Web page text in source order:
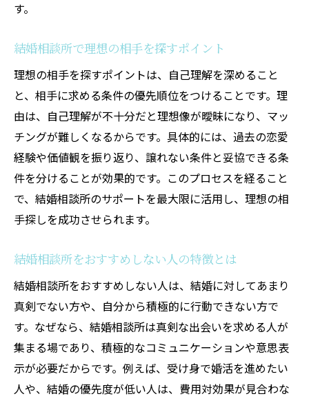
す。
結婚相談所で理想の相手を探すポイント
理想の相手を探すポイントは、自己理解を深めること
と、相手に求める条件の優先順位をつけることです。理
由は、自己理解が不十分だと理想像が曖昧になり、マッ
チングが難しくなるからです。具体的には、過去の恋愛
経験や価値観を振り返り、譲れない条件と妥協できる条
件を分けることが効果的です。このプロセスを経ること
で、結婚相談所のサポートを最大限に活用し、理想の相
手探しを成功させられます。
結婚相談所をおすすめしない人の特徴とは
結婚相談所をおすすめしない人は、結婚に対してあまり
真剣でない方や、自分から積極的に行動できない方で
す。なぜなら、結婚相談所は真剣な出会いを求める人が
集まる場であり、積極的なコミュニケーションや意思表
示が必要だからです。例えば、受け身で婚活を進めたい
人や、結婚の優先度が低い人は、費用対効果が見合わな